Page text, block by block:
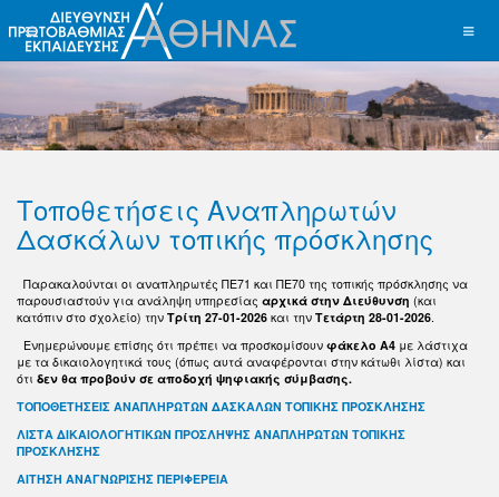
Τοποθετήσεις Αναπληρωτών
Δασκάλων τοπικής πρόσκλησης
Παρακαλούνται οι αναπληρωτές ΠΕ71 και ΠΕ70 της τοπικής πρόσκλησης να
παρουσιαστούν για ανάληψη υπηρεσίας αρχικά στην Διεύθυνση (και
κατόπιν στο σχολείο) την Τρίτη 27-01-2026 και την Τετάρτη 28-01-2026.
Ενημερώνουμε επίσης ότι πρέπει να προσκομίσουν φάκελο Α4 με λάστιχα
με τα δικαιολογητικά τους (όπως αυτά αναφέρονται στην κάτωθι λίστα) και
ότι δεν θα προβούν σε αποδοχή ψηφιακής σύμβασης.
ΤΟΠΟΘΕΤΗΣΕΙΣ ΑΝΑΠΛΗΡΩΤΩΝ ΔΑΣΚΑΛΩΝ ΤΟΠΙΚΗΣ ΠΡΟΣΚΛΗΣΗΣ
ΛΙΣΤΑ ΔΙΚΑΙΟΛΟΓΗΤΙΚΩΝ ΠΡΟΣΛΗΨΗΣ ΑΝΑΠΛΗΡΩΤΩΝ ΤΟΠΙΚΗΣ
ΠΡΟΣΚΛΗΣΗΣ
ΑΙΤΗΣΗ ΑΝΑΓΝΩΡΙΣΗΣ ΠΕΡΙΦΕΡΕΙΑ